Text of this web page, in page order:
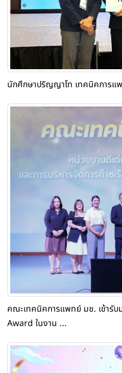
นักศึกษาปริญญาโท เทคนิคการแ
คณะเทคนิคการแพทย์ มช. เข้ารั
Award ในงาน ...